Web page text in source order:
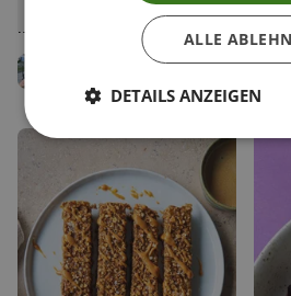
Speichern
Belugalinsen mit Spargel und
Vanessa Amenta
ALLE
DETAILS ANZEIGEN